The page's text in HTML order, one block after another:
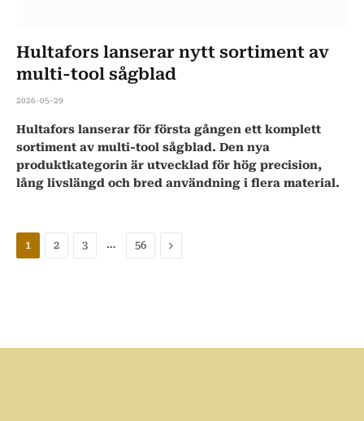
Hultafors lanserar nytt sortiment av
multi-tool sågblad
2026-05-29
Hultafors lanserar för första gången ett komplett
sortiment av multi-tool sågblad. Den nya
produktkategorin är utvecklad för hög precision,
lång livslängd och bred användning i flera material.
1 2 3 … 56 Nästa